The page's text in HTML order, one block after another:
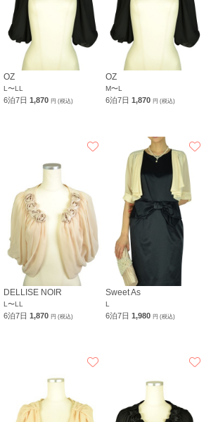
OZ
L〜LL
6泊7日1,870円 (税込)
OZ
M〜L
6泊7日1,870円 (税込)
DELLISE NOIR
L〜LL
6泊7日1,870円 (税込)
Sweet As
L
6泊7日1,980円 (税込)